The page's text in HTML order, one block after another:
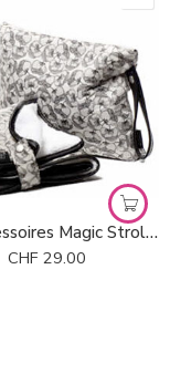
Kit d’accessoires Magic Stroller Bag
CHF 29.00